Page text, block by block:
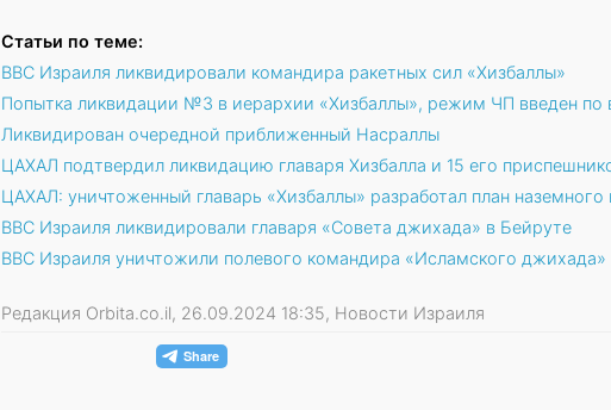
Статьи по теме:
ВВС Израиля ликвидировали командира ракетных сил «Хизбаллы»
Попытка ликвидации №3 в иерархии «Хизбаллы», режим ЧП введен по
Ликвидирован очередной приближенный Насраллы
ЦАХАЛ подтвердил ликвидацию главаря Хизбалла и 15 его
ЦАХАЛ: уничтоженный главарь «Хизбаллы» разработал план
ВВС Израиля ликвидировали главаря «Совета джихада» в Бейруте
ВВС Израиля уничтожили полевого командира «Исламского джихада»
Редакция Orbita.co.il, 26.09.2024 18:35, Новости Израиля